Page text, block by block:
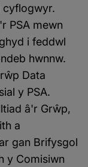
cyflogwyr.
PSA mewn
i feddwl
hwnnw.
Data
y PSA.
â'r Grŵp,
a
gan Brifysgol
y Comisiwn